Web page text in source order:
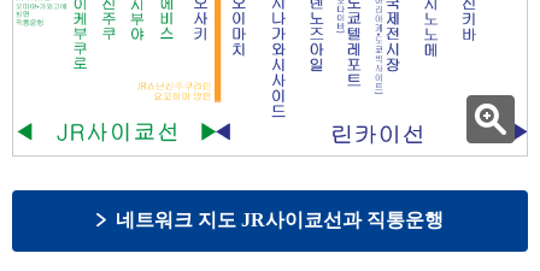
네트워크 지도 JR사이쿄선과 직통운행